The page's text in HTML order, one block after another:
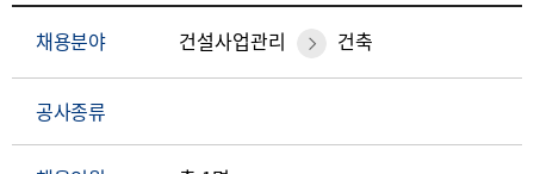
채용분야 건설사업관리 건축
공사종류